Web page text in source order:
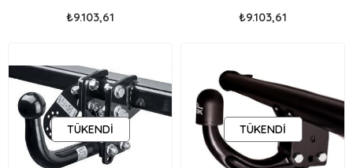
₺9.103,61 ₺9.103,61
TÜKENDI TÜKENDI